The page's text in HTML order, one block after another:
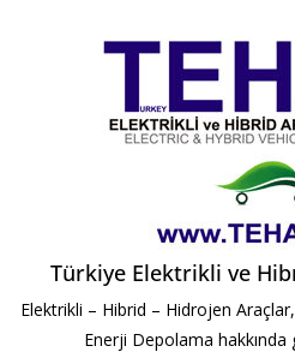
Türkiye Elektrikli ve
Elektrikli – Hibrid – Hidrojen
Enerji Depolama